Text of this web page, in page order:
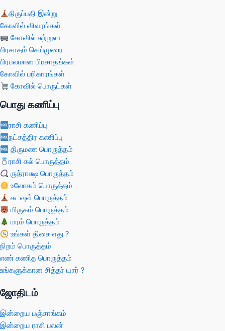
திருப்பதி இன்று
கோவில் விவரங்கள்
கோவில் சுற்றுலா
பிரசாதம் செய்முறை
பிரபலமான பிரசாதங்கள்
கோவில் பரிகாரங்கள்
கோவில் பொருட்கள்
பொது கணிப்பு
ராசி கணிப்பு
நட்சத்திர கணிப்பு
திருமண பொருத்தம்
ராசி கல் பொருத்தம்
ருத்ராக்ஷ பொருத்தம்
உலோகம் பொருத்தம்
கடவுள் பொருத்தம்
மிருகம் பொருத்தம்
மரம் பொருத்தம்
உங்கள் திசை எது ?
நிறம் பொருத்தம்
எண் கணித பொருத்தம்
உங்களுக்கான சித்தர் யார் ?
ஜோதிடம்
இன்றைய பஞ்சாங்கம்
இன்றைய ராசி பலன்